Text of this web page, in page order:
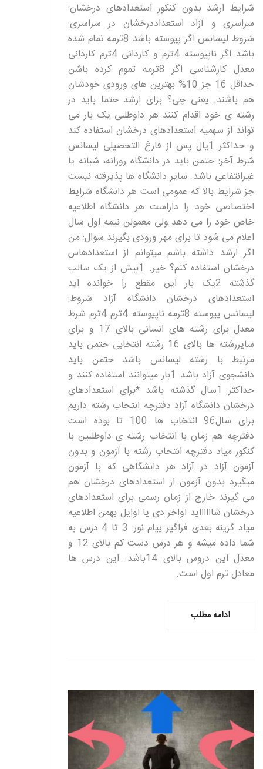
شرایط ارشد بدون کنکور استعدادهای درخشان:
سراسری و آزاد استعداددرخشان در سراسری:
شروط لیسانس اگر پیوسته باشد 8ترمه تمام شده
باشد اگر ناپیوسته 4ترم و کاردانی 4ترم کاردانی
معدل کارشناسی اگر 8ترمه تموم کرده باشن
حداقل 16 جز 10% بهترین های ورودی خودشان
هم باشند. یعنی چی؟ برای ارشد حتما باید در
رشته ی خود اقدام کنند هر داوطلبی یک بار می
تواند از سهمیه استعدادهای درخشان استفاده کند
و حداکثر 1یال پس از فارغ التحصیلی لیسانس
شرط آخر: حتمن باید در دانشگاه روزانه، شبانه یا
غیرانتفاعی باشد. سایر دانشگاه ها پذیرفته نیست
جز شرایط بالا که عمومی است هر دانشگاه شرایط
اختصاصی خود را داراست هر دانشگاه اطلاعیه
خاص خود را می دهد ولی معمولن نیمه اول سال
اعلام می شود تا برای مهر ورودی بگیرند سوال: من
اگر ارشد داشته باشم میتوانم از استعدادهاس
درخشان استفاده کنم؟ خیر. 1بیش از یک سالب
گذشته 2یک بار این مقطع را خوانده اید
استعدادهای درخشان دانشگاه آزاد شروط:
لیسانس پیوسته 8ترمه ناپیوسته 4ترم 4ترم شرط
معدل برای رشته های انسانی بالای 17 و برای
سایررشته ها بالای 16 رشته انتخابی حتمن باید
مرتبط با رشته لیسانس باشد حتمن باید
دانشجوی آزاد باشد 1بار میتوانند استفاده کنند و
حداکثر 1سال گذشته باشد *برای استعدادهای
درخشان دانشگاه آزاد دفترچه انتخاب رشته داریم
برای سال96 انتخاب ها 100 تا بوده است
دفترچه هم زمان با انتخاب رشته ی داوطلبین با
کنکور میاد دفترچه انتخاب رشته با آزمون و بدون
آزمون آزاد در آزاد هر دانشگاهی که با آزمون
میگیرد بدون آزمون از استعدادهای درخشان هم
می گیرند خارج از زمان رسمی برای استعدادهای
درخشان شااااااید اواخر دی یا اوایل بهمن اطلاعیه
میاد گزینه بعدی فراگیر پیام نور: 3 تا 4 درس به
شما داده میشه و هر درس دست کم بالای 12 و
معدل این دروس بالای 14باشد. این درس ها
معادل ترم اول است.
ادامه مطلب